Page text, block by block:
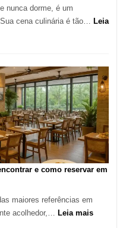
Vila
da
nunca dorme, é um
cena culinária é tão… Leia
e como reservar em
maiores referências em
acolhedor,…
Leia mais: